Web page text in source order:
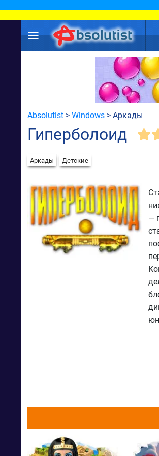
Absolutist > Windows > Аркады
Гиперболоид
Аркады Детские
—